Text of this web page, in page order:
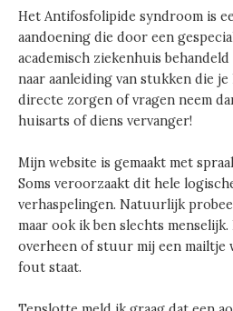
Het Antifosfolipide syndroom is
aandoening die door een
academisch ziekenhuis
naar aanleiding van stukken die
directe zorgen of vragen neem
huisarts of diens vervanger!
Mijn website is gemaakt met
Soms veroorzaakt dit hele
verhaspelingen. Natuurlijk
maar ook ik ben slechts
overheen of stuur mij een mailtje
fout staat.